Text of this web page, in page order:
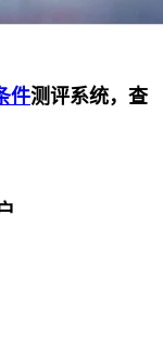
件测评系统，查